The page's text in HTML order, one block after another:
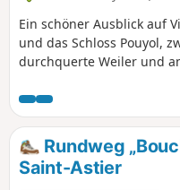
Ein schöner Ausblick auf
und das Schloss Pouyol,
durchquerte Weiler und
viele Wege. Manchmal
Rundweg
Saint-Astier